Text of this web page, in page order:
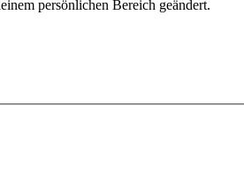
persönlichen Bereich geändert.